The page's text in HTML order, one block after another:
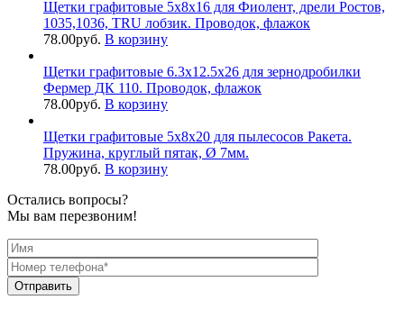
Щетки графитовые 5х8х16 для Фиолент, дрели Ростов,
1035,1036, TRU лобзик. Проводок, флажок
78.00руб. В корзину
Щетки графитовые 6.3х12.5х26 для зернодробилки
Фермер ДК 110. Проводок, флажок
78.00руб. В корзину
Щетки графитовые 5х8х20 для пылесосов Ракета.
Пружина, круглый пятак, Ø 7мм.
78.00руб. В корзину
Остались вопросы?
Мы вам перезвоним!